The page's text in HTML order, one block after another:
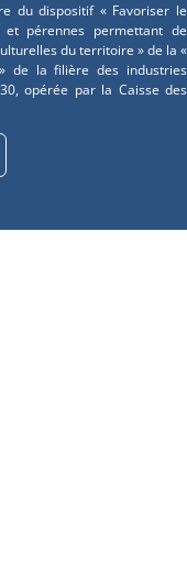
du dispositif « Favoriser le
et pérennes permettant de
du territoire » de la «
» de la filière des industries
opérée par la Caisse des